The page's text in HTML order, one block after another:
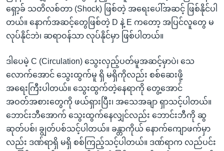
ရှော့ခ် သတိလစ်တာ (Shock) ဖြစ်တဲ့ အရေးပေါ်အဆင့် ဖြစ်နိုင်ပါ
တယ်။ နောက်အဆင့်တွေဖြစ်တဲ့ D နဲ့ E ကတော့ အပြင်လူတွေ မ
လုပ်နိုင်ဘဲ၊ ဆရာဝန်သာ လုပ်နိုင်မှာ ဖြစ်ပါတယ်။
ဒါပေမဲ့ C (Circulation) သွေးလှည့်ပတ်မူအဆင့်မှာပဲ၊ သေ
လောက်အောင် သွေးထွက်မူ ရှိ မရှိကိုလည်း စစ်ဆေးဖို့
အရေးကြီးပါတယ်။ သွေးထွက်တဲ့နေရာကို တွေ့အောင်
အဝတ်အစားတွေကို ဖယ်ရှားပြီး၊ အသေအချာ ရှာသင့်ပါတယ်။
ဘောင်းဘီအောက် သွေးထွက်နေလျှင်လည်း ဘောင်းဘီကို ဆွ
ဆုတ်ပစ်၊ ချွတ်ပစ်သင့်ပါတယ်။ ခန္တာကိုယ် နောက်ကျောဖက်မှာ
လည်း ဒဏ်ရာရှိ မရှိ စစ်ကြည့်သင့်ပါတယ်။ ဒဏ်ရာက လည်ပင်း